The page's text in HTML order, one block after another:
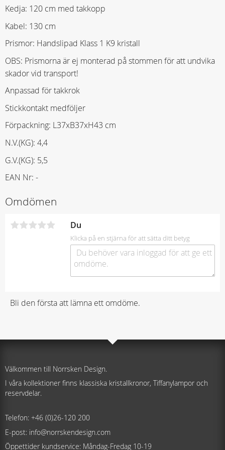
Kedja: 120 cm med takkopp
Kabel: 130 cm
Prismor: Handslipad Klass 1 K9 kristall
OBS: Prismorna är ej monterad på stommen för att undvika
skador vid transport!
Anpassad för takkrok
Stickkontakt medföljer
Förpackning: L37xB37xH43 cm
N.V.(KG): 4,4
G.V.(KG): 5,5
EAN Nr: -
Omdömen
Du
Klicka på en stjärna för att sätta ditt betyg
Bli den första att lämna ett omdöme.
Välkommen till Norrsken Design.
I våra kollektioner finns klassiska kristallkronor, Tiffanylampor och
reservdelar.
Telefon: +46 (0)26-120 200
E-post: info@norrskendesign.com
Öppettider kundservice: Måndag-Fredag 10-19